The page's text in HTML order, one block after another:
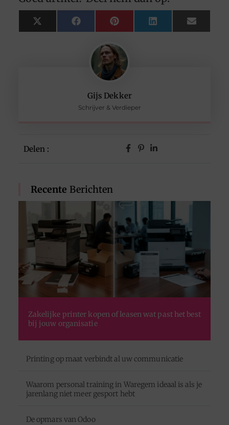
Gijs Dekker
Schrijver & Verdieper
Delen :
Recente Berichten
Zakelijke printer kopen of leasen wat past het best
bij jouw organisatie
Printing op maat verbindt al uw communicatie
Waarom personal training in Waregem ideaal is als je
jarenlang niet meer gesport hebt
De opmars van Odoo
X
(Twitter)
FacebookPinterest LinkedIn Email